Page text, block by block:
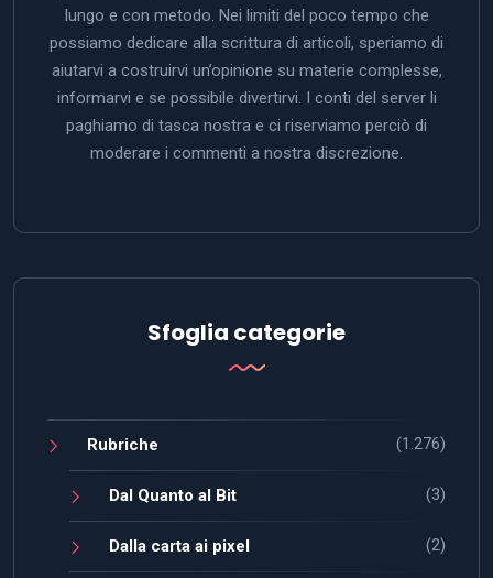
lungo e con metodo. Nei limiti del poco tempo che
possiamo dedicare alla scrittura di articoli, speriamo di
aiutarvi a costruirvi un’opinione su materie complesse,
informarvi e se possibile divertirvi. I conti del server li
paghiamo di tasca nostra e ci riserviamo perciò di
moderare i commenti a nostra discrezione.
Sfoglia categorie
Rubriche (1.276)
Dal Quanto al Bit (3)
Dalla carta ai pixel (2)